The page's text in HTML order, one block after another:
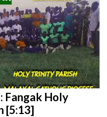
Fangak Holy
[5:13]